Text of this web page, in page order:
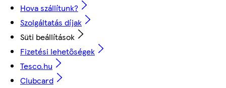
Hova szállítunk?
Szolgáltatás díjak
Süti beállítások
Fizetési lehetőségek
Tesco.hu
Clubcard